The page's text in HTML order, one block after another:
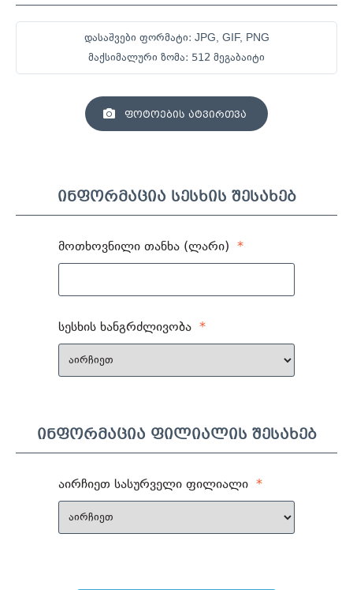
დასაშვები ფორმატი: JPG, GIF, PNG
მაქსიმალური ზომა: 512 მეგაბაიტი
ფოტოების ატვირთვა
ინფორმაცია სესხის შესახებ
მოთხოვნილი თანხა (ლარი) *
სესხის ხანგრძლივობა *
ინფორმაცია ფილიალის შესახებ
აირჩიეთ სასურველი ფილიალი *